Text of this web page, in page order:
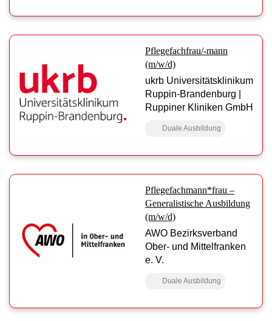
Pflegefachfrau/-mann
(m/w/d)
ukrb Universitätsklinikum
Ruppin-Brandenburg |
Ruppiner Kliniken GmbH
Duale Ausbildung
Pflegefachmann*frau –
Generalistische Ausbildung
(m/w/d)
AWO Bezirksverband
Ober- und Mittelfranken
e. V.
Duale Ausbildung